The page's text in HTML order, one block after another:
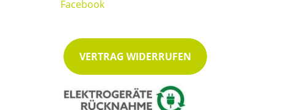
VERTRAG WIDERRUFEN